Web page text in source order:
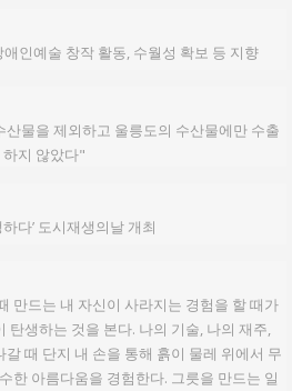
인예술 창작 활동, 수월성 확보 등 지향
물을 제외하고 울릉도의 수산물에만 수출
지 않았다"
다’ 도시재생의날 개최
만드는 내 자신이 사라지는 경험을 할 때가
탄생하는 것을 본다. 나의 기술, 나의 재주,
때 단지 내 손을 통해 흙이 물레 위에서 무
한 아름다움을 경험한다. 그릇을 만드는 일